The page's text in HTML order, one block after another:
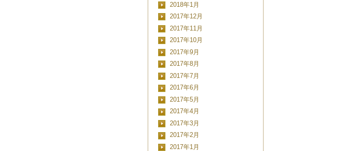
2018年1月
2017年12月
2017年11月
2017年10月
2017年9月
2017年8月
2017年7月
2017年6月
2017年5月
2017年4月
2017年3月
2017年2月
2017年1月